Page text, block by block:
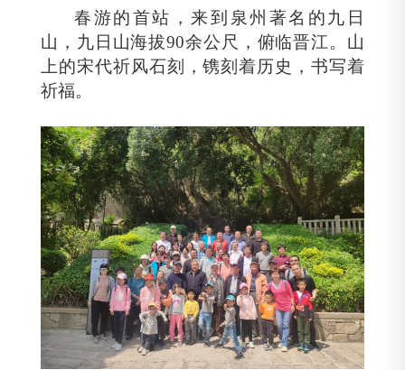
春游的首站，来到泉州著名的九日
山，九日山海拔90余公尺，俯临晋江。山
上的宋代祈风石刻，镌刻着历史，书写着
祈福。